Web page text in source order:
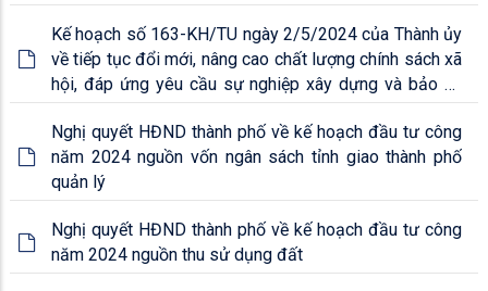
vinh, hạnh phúc
Kế hoạch số 163-KH/TU ngày 2/5/2024 của Thành ủy
về tiếp tục đổi mới, nâng cao chất lượng chính sách xã
hội, đáp ứng yêu cầu sự nghiệp xây dựng và bảo vệ
Tổ quốc trong giai đoạn mới
Nghị quyết HĐND thành phố về kế hoạch đầu tư công
năm 2024 nguồn vốn ngân sách tỉnh giao thành phố
quản lý
Nghị quyết HĐND thành phố về kế hoạch đầu tư công
năm 2024 nguồn thu sử dụng đất